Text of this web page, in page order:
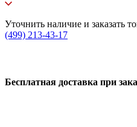
Уточнить наличие и заказать
(499) 213-43-17
Бесплатная доставка при